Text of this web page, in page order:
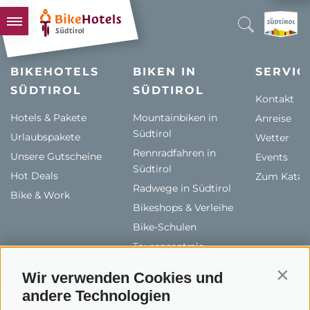
Wir verwenden Cookies und
andere Technologien
BIKEHOTELS
HOTELS & PAKETE
TOUREN & REVIERE
SÜDTIROL & WIR
SCHLUSSLICHTER
BIKEHOTELS
SÜDTIROL
Hotels & Pakete
Urlaubspakete
Unsere Gutscheine
Hot Deals
Bike & Work
BIKEN IN
SÜDTIROL
Mountainbiken in
Südtirol
Rennradfahren in
Südtirol
Radwege in Südtirol
Bikeshops & Verleihe
Bike-Schulen
Tourenzentrale
Kontakt
Anreise
Wetter
Events
Zum